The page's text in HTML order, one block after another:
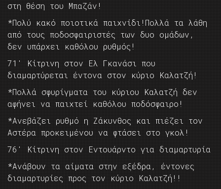
στη θέση του Μπαζάν!
*Πολύ κακό ποιοτικά παιχνίδι!Πολλά τα λάθη
από τους ποδοσφαιριστές των δυο ομάδων,
δεν υπάρχει καθόλου ρυθμός!
71′ Κίτρινη στον Ελ Γκανάσι που
διαμαρτύρεται έντονα στον κύριο Καλατζή!
*Πολλά σφυρίγματα του κύριου Καλατζή δεν
αφήνει να παιχτεί καθόλου ποδόσφαιρο!
*Ανεβάζει ρυθμό η Ζάκυνθος και πιέζει τον
Αστέρα προκειμένου να φτάσει στο γκολ!
76′ Κίτρινη στον Εντουάρντο για διαμαρτυρία
*Ανάβουν τα αίματα στην εξέδρα, έντονες
διαμαρτυρίες προς τον κύριο Καλατζή!!